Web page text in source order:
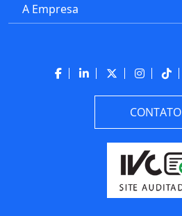
A Empresa
CONTATO